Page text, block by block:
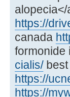
https://
canada
formonide
cialis/best
https://
https://